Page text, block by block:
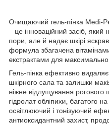
Очищаючий гель-пінка Medi-
– це інноваційний засіб,
пори, але й надає шкірі
формула збагачена
екстрактами для
Гель-пінка ефективно
шкірного сала та залишки
ніжне відлущування рогового
гідролат обліпихи, багатого
освітлюючий і тонізуючий
антиоксидантний захист,